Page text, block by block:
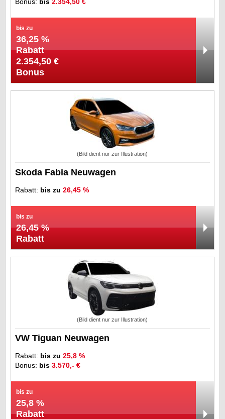
Bonus: bis2.354,50 €
bis zu
36,25 %
Rabatt
2.354,50 €
Bonus
(Bild dient nur zur Illustration)
Skoda Fabia Neuwagen
Rabatt: bis zu26,45 %
bis zu
26,45 %
Rabatt
(Bild dient nur zur Illustration)
VW Tiguan Neuwagen
Rabatt: bis zu25,8 %
Bonus: bis3.570,- €
bis zu
25,8 %
Rabatt